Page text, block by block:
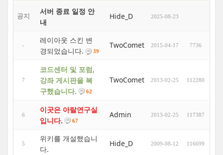
공지
서버 종료 일정 안
내
Hide_D 2025-08-23
레이아웃 스킨 변
경되었습니다.
39
TwoComet 2015-04-17 7736
7
코드센터 및 포럼,
강좌 게시판을 복
구했습니다.
62
TwoComet 2013-02-25 112280
6
이곳은 아랄연구실
입니다.
67
Admin 2013-02-25 117387
5
위키를 개설했습니
다.
Hide_D 2009-08-12 116699